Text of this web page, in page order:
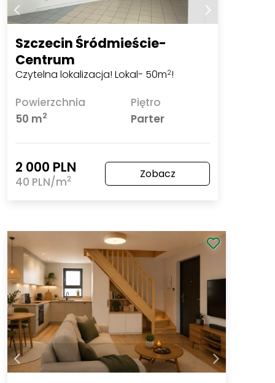
Szczecin Śródmieście-
Centrum
Czytelna lokalizacja! Lokal- 50m2!
Powierzchnia
50 m2
Piętro
Parter
2 000 PLN
40 PLN/m2 Zobacz